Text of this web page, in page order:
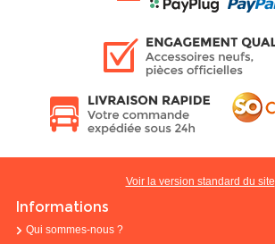
Voir la version standard du site
Informations
Qui sommes-nous ?